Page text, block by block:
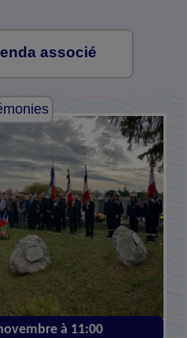
associé
à 11:00